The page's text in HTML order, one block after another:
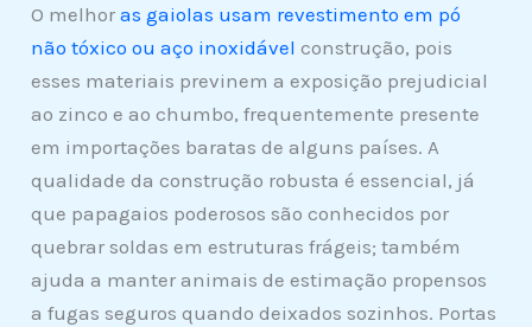
O melhoras gaiolas usam revestimento em pó
não tóxico ou aço inoxidável construção, pois
esses materiais previnem a exposição prejudicial
ao zinco e ao chumbo, frequentemente presente
em importações baratas de alguns países. A
qualidade da construção robusta é essencial, já
que papagaios poderosos são conhecidos por
quebrar soldas em estruturas frágeis; também
ajuda a manter animais de estimação propensos
a fugas seguros quando deixados sozinhos. Portas